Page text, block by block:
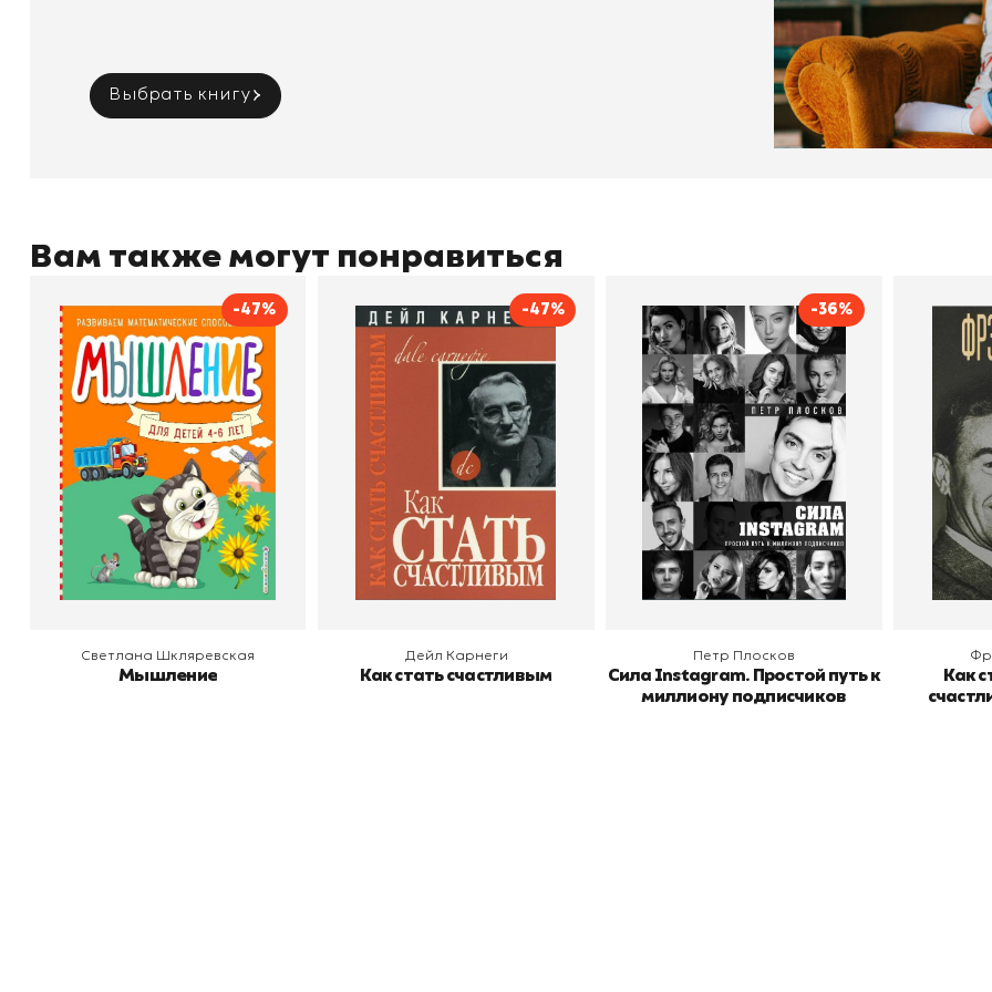
Выбрать книгу
Вам также могут понравиться
-47%
Мышление
Автор
Светлана Шкляревская
Издательство
Эксмодетство
В корзину
Светлана Шкляревская
Мышление
-47%
Как стать счастливым
Автор
Дейл Карнеги
Издательство
Попурри, Минск
В корзину
Дейл Карнеги
Как стать счастливым
-36%
Сила Instagram. Простой
путь к миллиону
подписчиков
Автор
Петр Плосков
Издательство
Бомбора
В корзину
Петр Плосков
Сила Instagram. Простой путь к
миллиону подписчиков
Как
В
Как